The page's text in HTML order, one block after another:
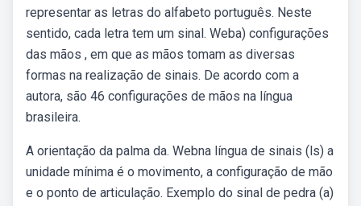
representar as letras do alfabeto português. Neste
sentido, cada letra tem um sinal. Weba) configurações
das mãos , em que as mãos tomam as diversas
formas na realização de sinais. De acordo com a
autora, são 46 configurações de mãos na língua
brasileira.
A orientação da palma da. Webna língua de sinais (ls) a
unidade mínima é o movimento, a configuração de mão
e o ponto de articulação. Exemplo do sinal de pedra (a)